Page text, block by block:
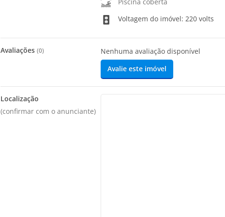
Voltagem do imóvel: 220 volts
Avaliações (0)
Nenhuma avaliação disponível
Avalie este imóvel
Localização
(confirmar com o anunciante)